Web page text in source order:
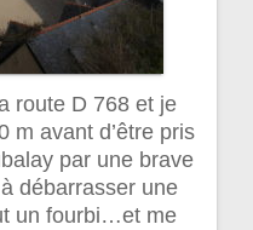
route D 768 et je
m avant d’être pris
par une brave
débarrasser une
un fourbi…et me